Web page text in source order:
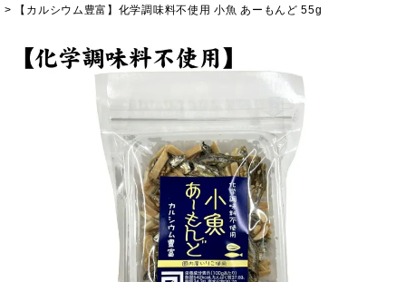
【カルシウム豊富】化学調味料不使用 小魚 あーもんど 55g